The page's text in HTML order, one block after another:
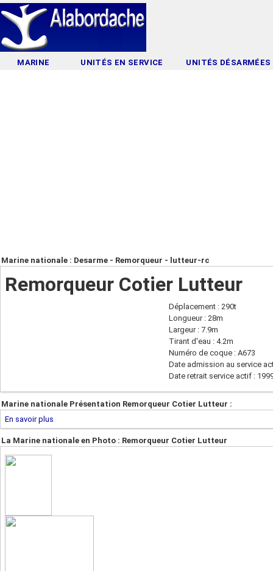
MARINE UNITÉS EN SERVICE UNITÉS DÉSARMÉES
Marine nationale : Desarme - Remorqueur - lutteur-rc
Remorqueur Cotier Lutteur
Déplacement : 290t
Longueur : 28m
Largeur : 7.9m
Tirant d'eau : 4.2m
Numéro de coque : A673
Date admission au service
Date retrait service actif :
Marine nationale Présentation Remorqueur Cotier Lutteur :
En savoir plus
La Marine nationale en Photo : Remorqueur Cotier Lutteur